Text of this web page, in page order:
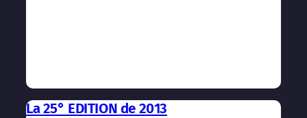
La 25° EDITION de 2013